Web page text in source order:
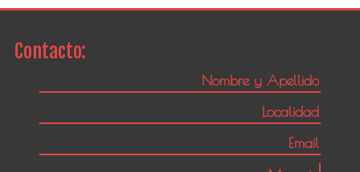
Contacto: